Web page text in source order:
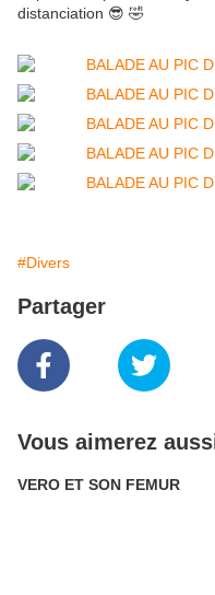
distanciation 😎 🤣
#Divers
Partager
Vous aimerez
VERO ET SON FEMUR